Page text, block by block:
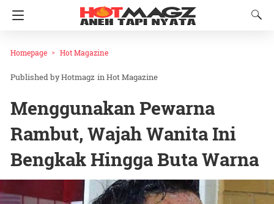
Homepage Hot Magazine
Hotmagz inHot Magazine
Menggunakan Pewarna
Rambut, Wajah Wanita Ini
Bengkak Hingga Buta Warna